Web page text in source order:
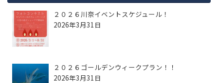
２０２６川奈イベントスケジュール！
2026年3月31日
２０２６ゴールデンウィークプラン！！
2026年3月31日